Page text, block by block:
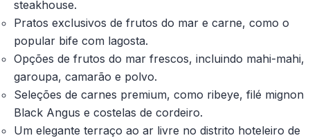
steakhouse.
Pratos exclusivos de frutos do mar e carne, como o
popular bife com lagosta.
Opções de frutos do mar frescos, incluindo mahi-mahi,
garoupa, camarão e polvo.
Seleções de carnes premium, como ribeye, filé mignon
Black Angus e costelas de cordeiro.
Um elegante terraço ao ar livre no distrito hoteleiro de